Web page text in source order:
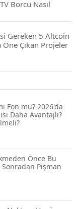
Borcu Nasıl
Gereken 5 Altcoin
Çıkan Projeler
Kripto Para Airdrop
Yöntemleri
Farklar |
Daha Uygun?
Altın
Sert Düştü
Fon mu? 2026'da
Daha Avantajlı?
Önce Bu
Sonradan Pişman